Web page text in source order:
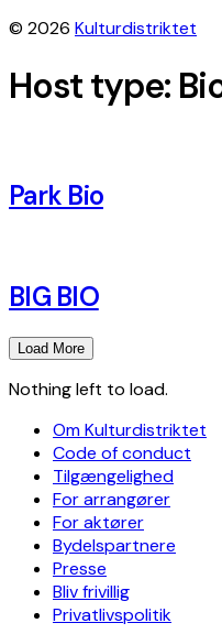
© 2026 Kulturdistriktet
Host type:
Park Bio
BIG BIO
Load More
Nothing left to load.
Om Kulturdistriktet
Code of conduct
Tilgængelighed
For arrangører
For aktører
Bydelspartnere
Presse
Bliv frivillig
Privatlivspolitik